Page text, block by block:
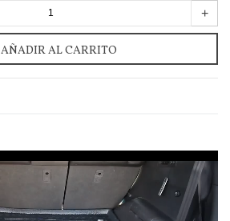
+
AÑADIR AL CARRITO